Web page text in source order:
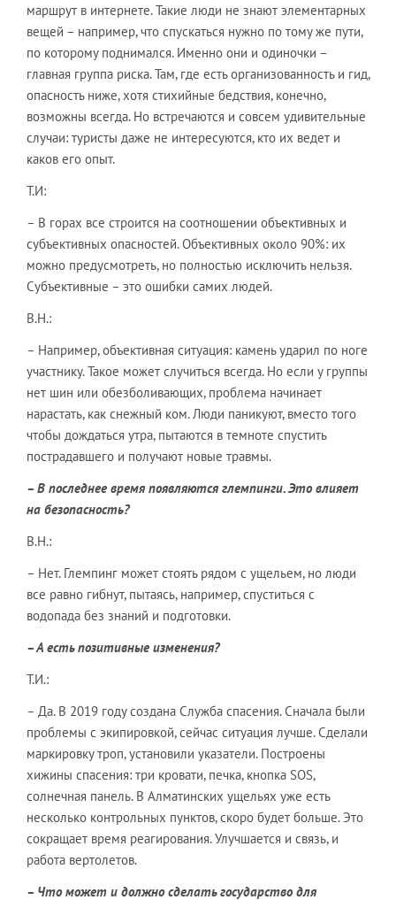
маршрут в интернете. Такие люди не знают элементарных
вещей – например, что спускаться нужно по тому же пути,
по которому поднимался. Именно они и одиночки –
главная группа риска. Там, где есть организованность и гид,
опасность ниже, хотя стихийные бедствия, конечно,
возможны всегда. Но встречаются и совсем удивительные
случаи: туристы даже не интересуются, кто их ведет и
каков его опыт.
Т.И:
– В горах все строится на соотношении объективных и
субъективных опасностей. Объективных около 90%: их
можно предусмотреть, но полностью исключить нельзя.
Субъективные – это ошибки самих людей.
В.Н.:
– Например, объективная ситуация: камень ударил по ноге
участнику. Такое может случиться всегда. Но если у группы
нет шин или обезболивающих, проблема начинает
нарастать, как снежный ком. Люди паникуют, вместо того
чтобы дождаться утра, пытаются в темноте спустить
пострадавшего и получают новые травмы.
– В последнее время появляются глемпинги. Это влияет
на безопасность?
В.Н.:
– Нет. Глемпинг может стоять рядом с ущельем, но люди
все равно гибнут, пытаясь, например, спуститься с
водопада без знаний и подготовки.
– А есть позитивные изменения?
Т.И.:
– Да. В 2019 году создана Служба спасения. Сначала были
проблемы с экипировкой, сейчас ситуация лучше. Сделали
маркировку троп, установили указатели. Построены
хижины спасения: три кровати, печка, кнопка SOS,
солнечная панель. В Алматинских ущельях уже есть
несколько контрольных пунктов, скоро будет больше. Это
сокращает время реагирования. Улучшается и связь, и
работа вертолетов.
– Что может и должно сделать государство для